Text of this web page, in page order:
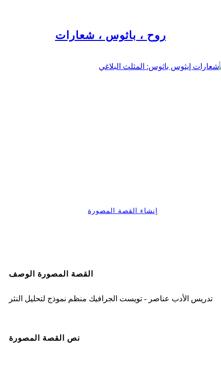
روح ، باثوس ، شعارات
إنشاء القصة المصورة
القصة المصورة الوصف
تدريس الأدب عناصر - تويست الجرافيك منظم نموذج لتحليل النثر
نص القصة المصورة